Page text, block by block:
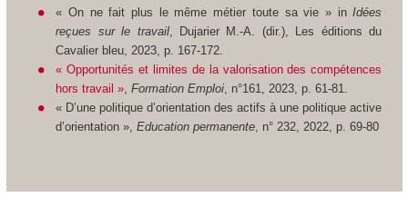
« On ne fait plus le même métier toute sa vie » inIdées
reçues sur le travail, Dujarier M.-A. (dir.), Les éditions du
Cavalier bleu, 2023, p. 167-172.
« Opportunités et limites de la valorisation des compétences
hors travail »,Formation Emploi, n°161, 2023, p. 61-81.
« D’une politique d’orientation des actifs à une politique active
d’orientation »,Education permanente, n° 232, 2022, p. 69-80